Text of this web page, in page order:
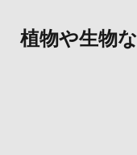
植物や生物